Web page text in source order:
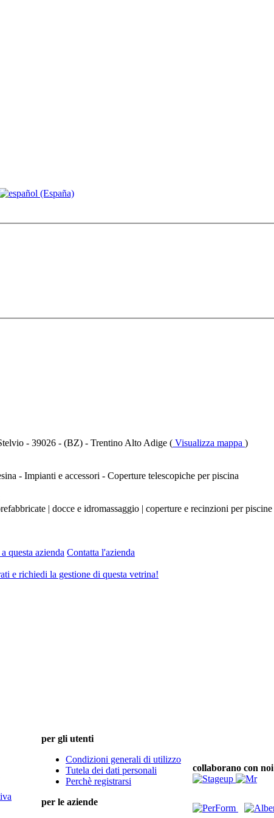
- 39026 - (BZ) - Trentino Alto Adige ( Visualizza mappa )
- Impianti e accessori - Coperture telescopiche per piscina
| docce e idromassaggio | coperture e recinzioni per piscine
questa azienda Contatta l'azienda
e richiedi la gestione di questa vetrina!
per gli utenti
Condizioni generali di utilizzo
Tutela dei dati personali
Perchè registrarsi
per le aziende
collaborano con noi